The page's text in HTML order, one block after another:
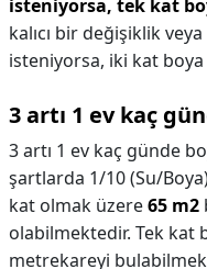
isteniyorsa, tek kat
kalıcı bir değişiklik
isteniyorsa, iki kat
3 artı 1 ev kaç
3 artı 1 ev kaç günde
şartlarda 1/10 (Su/
kat olmak üzere65 m2
olabilmektedir. Tek kat
metrekareyi